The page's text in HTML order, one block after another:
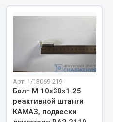
Арт. 1/13069-219
Болт М 10х30х1.25
реактивной штанги
КАМАЗ, подвески